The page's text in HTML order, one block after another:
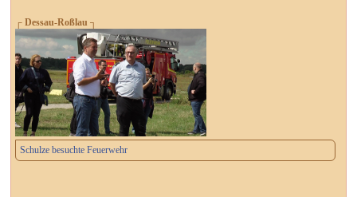
┌ Dessau-Roßlau ┐
Schulze besuchte Feuerwehr